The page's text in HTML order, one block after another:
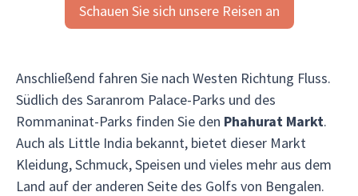
Schauen Sie sich unsere Reisen an
Anschließend fahren Sie nach Westen Richtung Fluss.
Südlich des Saranrom Palace-Parks und des
Rommaninat-Parks finden Sie den Phahurat Markt.
Auch als Little India bekannt, bietet dieser Markt
Kleidung, Schmuck, Speisen und vieles mehr aus dem
Land auf der anderen Seite des Golfs von Bengalen.